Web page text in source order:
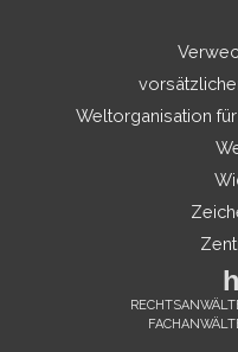
Weltorganisation